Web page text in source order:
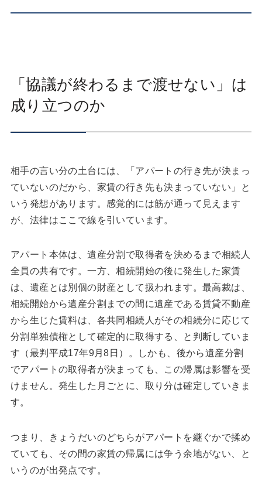
「協議が終わるまで渡せない」は
成り立つのか
相手の言い分の土台には、「アパートの行き先が決まっ
ていないのだから、家賃の行き先も決まっていない」と
いう発想があります。感覚的には筋が通って見えます
が、法律はここで線を引いています。
アパート本体は、遺産分割で取得者を決めるまで相続人
全員の共有です。一方、相続開始の後に発生した家賃
は、遺産とは別個の財産として扱われます。最高裁は、
相続開始から遺産分割までの間に遺産である賃貸不動産
から生じた賃料は、各共同相続人がその相続分に応じて
分割単独債権として確定的に取得する、と判断していま
す（最判平成17年9月8日）。しかも、後から遺産分割
でアパートの取得者が決まっても、この帰属は影響を受
けません。発生した月ごとに、取り分は確定していきま
す。
つまり、きょうだいのどちらがアパートを継ぐかで揉め
ていても、その間の家賃の帰属には争う余地がない、と
いうのが出発点です。